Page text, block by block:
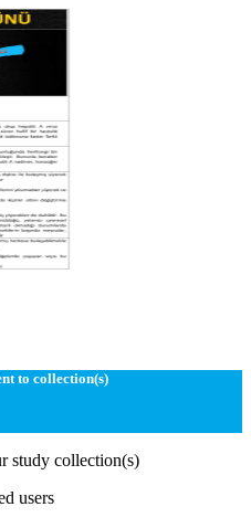
to collection(s)
study collection(s)
users